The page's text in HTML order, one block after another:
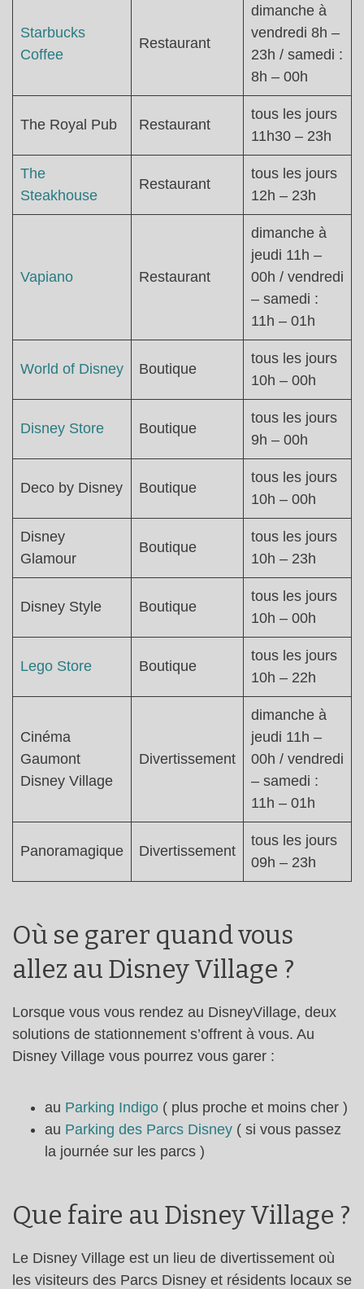
Starbucks
Coffee
Restaurant
dimanche à
vendredi 8h –
23h / samedi :
8h – 00h
The Royal Pub Restaurant
tous les jours
11h30 – 23h
The
Steakhouse
Restaurant
tous les jours
12h – 23h
Vapiano Restaurant
dimanche à
jeudi 11h –
00h / vendredi
– samedi :
11h – 01h
World of Disney Boutique
tous les jours
10h – 00h
Disney Store Boutique
tous les jours
9h – 00h
Deco by Disney Boutique
tous les jours
10h – 00h
Disney
Glamour
Boutique
tous les jours
10h – 23h
Disney Style Boutique
tous les jours
10h – 00h
Lego Store Boutique
tous les jours
10h – 22h
Cinéma
Gaumont
Disney Village
Divertissement
dimanche à
jeudi 11h –
00h / vendredi
– samedi :
11h – 01h
Panoramagique Divertissement
tous les jours
09h – 23h
Où se garer quand vous
allez au Disney Village ?
Lorsque vous vous rendez au DisneyVillage, deux
solutions de stationnement s’offrent à vous. Au
Disney Village vous pourrez vous garer :
au Parking Indigo ( plus proche et moins cher )
au Parking des Parcs Disney ( si vous passez
la journée sur les parcs )
Que faire au Disney Village ?
Le Disney Village est un lieu de divertissement où
les visiteurs des Parcs Disney et résidents locaux se